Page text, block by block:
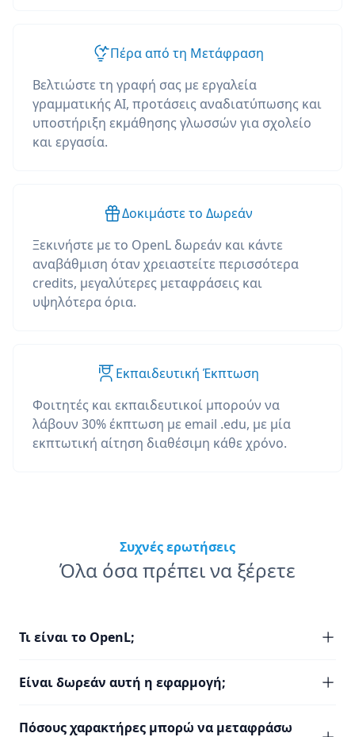
Πέρα από τη Μετάφραση
Βελτιώστε τη γραφή σας με εργαλεία
γραμματικής AI, προτάσεις αναδιατύπωσης και
υποστήριξη εκμάθησης γλωσσών για σχολείο
και εργασία.
Δοκιμάστε το Δωρεάν
Ξεκινήστε με το OpenL δωρεάν και κάντε
αναβάθμιση όταν χρειαστείτε περισσότερα
credits, μεγαλύτερες μεταφράσεις και
υψηλότερα όρια.
Εκπαιδευτική Έκπτωση
Φοιτητές και εκπαιδευτικοί μπορούν να
λάβουν 30% έκπτωση με email .edu, με μία
εκπτωτική αίτηση διαθέσιμη κάθε χρόνο.
Συχνές ερωτήσεις
Όλα όσα πρέπει να ξέρετε
Τι είναι το OpenL;
Είναι δωρεάν αυτή η εφαρμογή;
Πόσους χαρακτήρες μπορώ να μεταφράσω